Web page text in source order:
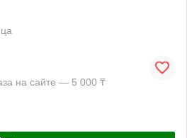
на сайте — 5 000 ₸